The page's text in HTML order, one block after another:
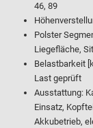
46, 89
Polster
Liegefläche,
Belastbarkeit
Last geprüft
Ausstattung:
Einsatz,
Akkubetrieb,